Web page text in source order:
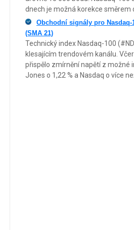
dnech je možná korekce
Obchodní signály pro Nasdaq-
(SMA 21)
Technický index Nasdaq-100
klesajícím trendovém kanálu.
přispělo zmírnění napětí z možné
Jones o 1,22 % a Nasdaq o více